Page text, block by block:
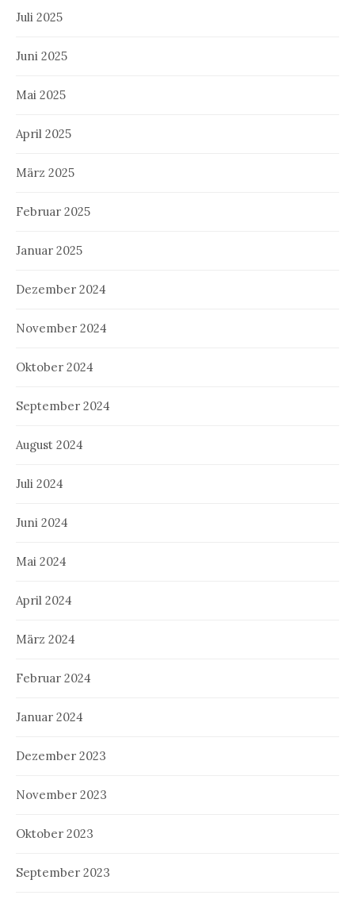
Juli 2025
Juni 2025
Mai 2025
April 2025
März 2025
Februar 2025
Januar 2025
Dezember 2024
November 2024
Oktober 2024
September 2024
August 2024
Juli 2024
Juni 2024
Mai 2024
April 2024
März 2024
Februar 2024
Januar 2024
Dezember 2023
November 2023
Oktober 2023
September 2023